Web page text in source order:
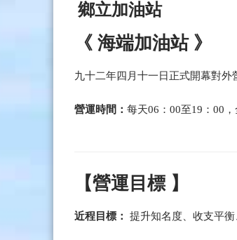
鄉立加油站
《 海端加油站 》
九十二年四月十一日正式開幕對外
營運時間： 每天06：00至19：00，
【營運目標 】
近程目標： 提升知名度、收支平